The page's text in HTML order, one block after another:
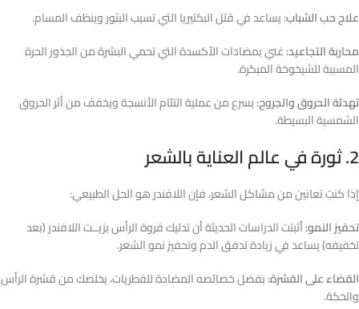
علاج حب الشباب:يساعد في قتل البكتيريا التي تسبب البثور وينظف المسام.
محاربة التجاعيد:غني بمضادات الأكسدة التي تحمي البشرة من الجذور الحرة
المسببة للشيخوخة المبكرة.
تهدئة الحروق والجروح:يسرع من عملية التئام الأنسجة ويخفف من أثر الحروق
الشمسية البسيطة.
2. ثورة في عالم العناية بالشعر
إذا كنتِ تعانين من مشاكل الشعر، فإن اللافندر هو الحل الطبيعي:
تحفيز النمو:أثبتت الدراسات الحديثة أن تدليك فروة الرأس بزيــت اللافندر (بعد
تخفيفه) يساعد في زيادة تدفق الدم وتحفيز نمو الشعر.
القضاء على القشرة:بفضل خصائصه المضادة للفطريات، يخلصك من قشرة الرأس
والحكة.